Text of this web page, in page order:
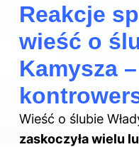
Reakcje
wieść o
Kamysza
Wieść o ślubie
zaskoczyła wielu